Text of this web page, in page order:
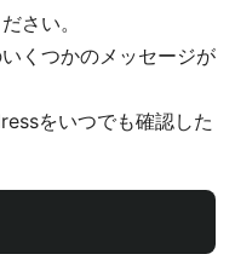
さい。
くつかのメッセージが
をいつでも確認した